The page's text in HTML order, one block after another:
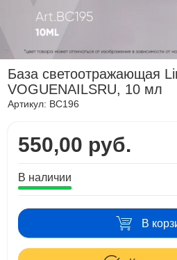
База светоотражающая
VOGUENAILSRU, 10 мл
Артикул: BC196
550,00 руб.
В наличии
В